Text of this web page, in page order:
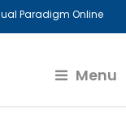
Paradigm Online
Menu